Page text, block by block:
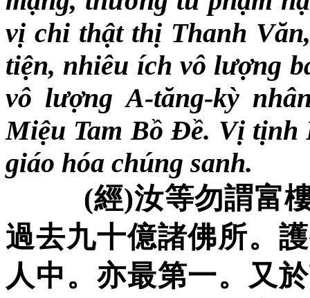
vị chi thật thị Thanh
tiện, nhiêu ích vô lượng
vô lượng A-tăng-kỳ
Miệu Tam Bồ Đề. Vị tịnh
giáo hóa chúng sanh.
(經)汝等勿謂富
過去九十億諸佛所。
人中。亦最第一。又